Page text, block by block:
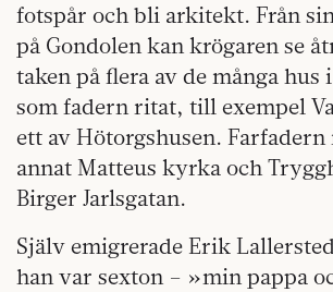
fotspår och bli arkitekt. Från
på Gondolen kan krögaren se
taken på flera av de många hus
som fadern ritat, till exempel
ett av Hötorgshusen.
annat Matteus kyrka och
Birger Jarlsgatan.
Själv emigrerade Erik
han var sexton – »min pappa